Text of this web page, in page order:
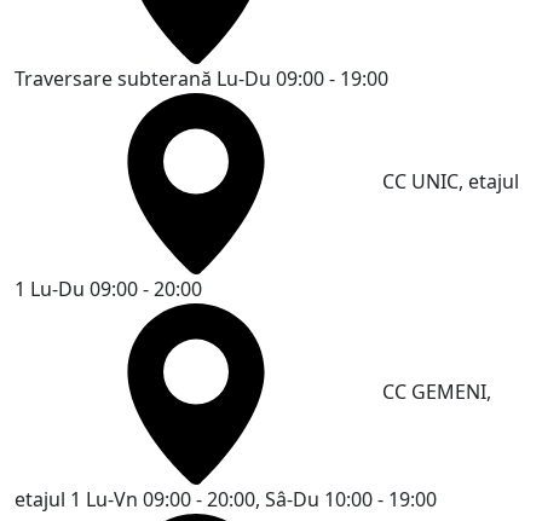
Traversare subterană Lu-Du 09:00 - 19:00
CC UNIC, etajul
1 Lu-Du 09:00 - 20:00
CC GEMENI,
etajul 1 Lu-Vn 09:00 - 20:00, Sâ-Du 10:00 - 19:00